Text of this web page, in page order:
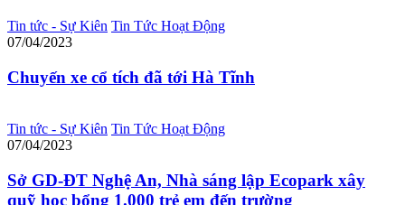
Tin tức - Sự Kiên Tin Tức Hoạt Động
07/04/2023
Chuyến xe cổ tích đã tới Hà Tĩnh
Tin tức - Sự Kiên Tin Tức Hoạt Động
07/04/2023
Sở GD-ĐT Nghệ An, Nhà sáng lập Ecopark xây
quỹ học bổng 1.000 trẻ em đến trường